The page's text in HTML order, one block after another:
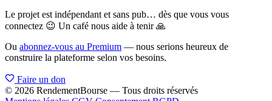
Le projet est indépendant et sans pub… dès que vous vous
connectez 😉 Un café nous aide à tenir 🙏
Ou abonnez-vous au Premium — nous serions heureux de
construire la plateforme selon vos besoins.
Faire un don
© 2026 RendementBourse — Tous droits réservés